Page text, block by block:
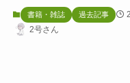
書籍・雑誌 過去記事
2号さん